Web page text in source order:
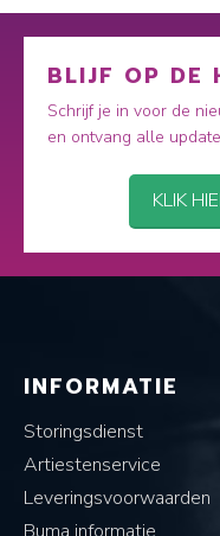
BLIJF OP DE
Schrijf je in voor de
en ontvang alle
KLIK
INFORMATIE
Storingsdienst
Artiestenservice
Leveringsvoorwaarden
Buma informatie